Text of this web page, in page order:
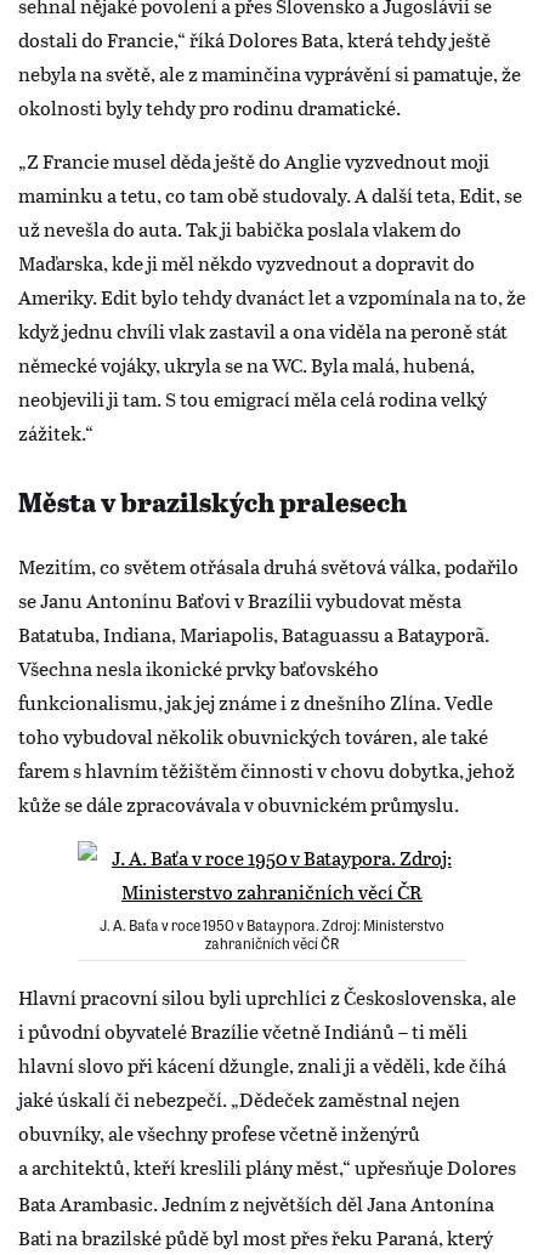
dostali do Francie,“ říká Dolores Bata, která tehdy ještě
nebyla na světě, ale z maminčina vyprávění si pamatuje, že
okolnosti byly tehdy pro rodinu dramatické.
„Z Francie musel děda ještě do Anglie vyzvednout moji
maminku a tetu, co tam obě studovaly. A další teta, Edit, se
už nevešla do auta. Tak ji babička poslala vlakem do
Maďarska, kde ji měl někdo vyzvednout a dopravit do
Ameriky. Edit bylo tehdy dvanáct let a vzpomínala na to, že
když jednu chvíli vlak zastavil a ona viděla na peroně stát
německé vojáky, ukryla se na WC. Byla malá, hubená,
neobjevili ji tam. S tou emigrací měla celá rodina velký
zážitek.“
Města v brazilských pralesech
Mezitím, co světem otřásala druhá světová válka, podařilo
se Janu Antonínu Baťovi v Brazílii vybudovat města
Batatuba, Indiana, Mariapolis, Bataguassu a Batayporã.
Všechna nesla ikonické prvky baťovského
funkcionalismu, jak jej známe i z dnešního Zlína. Vedle
toho vybudoval několik obuvnických továren, ale také
farem s hlavním těžištěm činnosti v chovu dobytka, jehož
kůže se dále zpracovávala v obuvnickém průmyslu.
J. A. Baťa v roce 1950 v Bataypora. Zdroj: Ministerstvo
zahraničních věcí ČR
Hlavní pracovní silou byli uprchlíci z Československa, ale
i původní obyvatelé Brazílie včetně Indiánů – ti měli
hlavní slovo při kácení džungle, znali ji a věděli, kde číhá
jaké úskalí či nebezpečí. „Dědeček zaměstnal nejen
obuvníky, ale všechny profese včetně inženýrů
a architektů, kteří kreslili plány měst,“upřesňuje Dolores
Bata Arambasic. Jedním z největších děl Jana Antonína
Bati na brazilské půdě byl most přes řeku Paraná, který